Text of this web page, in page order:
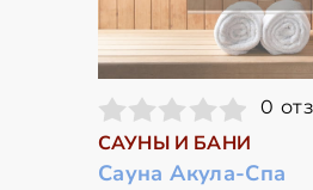
0
САУНЫ И БАНИ
Сауна Акула-Спа